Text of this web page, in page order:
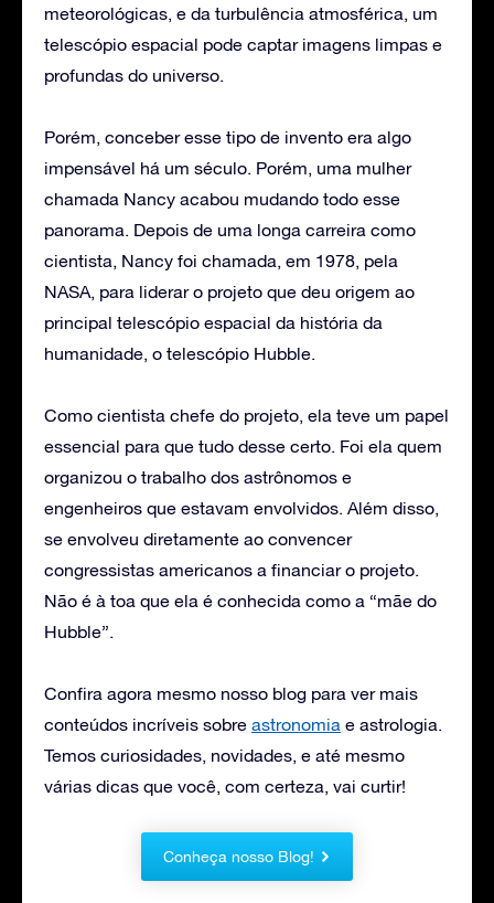
meteorológicas, e da turbulência atmosférica, um
telescópio espacial pode captar imagens limpas e
profundas do universo.
Porém, conceber esse tipo de invento era algo
impensável há um século. Porém, uma mulher
chamada Nancy acabou mudando todo esse
panorama. Depois de uma longa carreira como
cientista, Nancy foi chamada, em 1978, pela
NASA, para liderar o projeto que deu origem ao
principal telescópio espacial da história da
humanidade, o telescópio Hubble.
Como cientista chefe do projeto, ela teve um papel
essencial para que tudo desse certo. Foi ela quem
organizou o trabalho dos astrônomos e
engenheiros que estavam envolvidos. Além disso,
se envolveu diretamente ao convencer
congressistas americanos a financiar o projeto.
Não é à toa que ela é conhecida como a “mãe do
Hubble”.
Confira agora mesmo nosso blog para ver mais
conteúdos incríveis sobre astronomia e astrologia.
Temos curiosidades, novidades, e até mesmo
várias dicas que você, com certeza, vai curtir!
Conheça nosso Blog!